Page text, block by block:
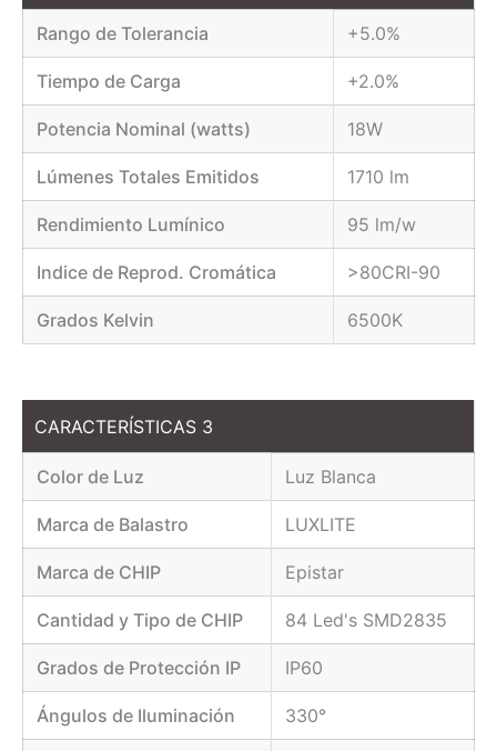
Rango de Tolerancia +5.0%
Tiempo de Carga +2.0%
Potencia Nominal (watts) 18W
Lúmenes Totales Emitidos 1710 lm
Rendimiento Lumínico 95 lm/w
Indice de Reprod. Cromática >80CRI-90
Grados Kelvin 6500K
CARACTERÍSTICAS 3
Color de Luz Luz Blanca
Marca de Balastro LUXLITE
Marca de CHIP Epistar
Cantidad y Tipo de CHIP 84 Led's SMD2835
Grados de Protección IP IP60
Ángulos de Iluminación 330°